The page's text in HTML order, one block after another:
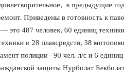
в предыдущие
Приведены в готовность к
это 487 человек, 60 единиц
и 28 плавсредств, 38
полиции– 90 чел. л/с и 6
защиты Нурболат